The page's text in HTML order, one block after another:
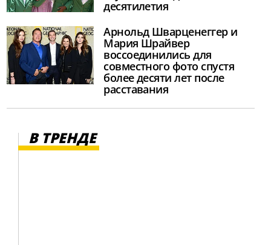
десятилетия
Арнольд Шварценеггер и
Мария Шрайвер
воссоединились для
совместного фото спустя
более десяти лет после
расставания
В ТРЕНДЕ